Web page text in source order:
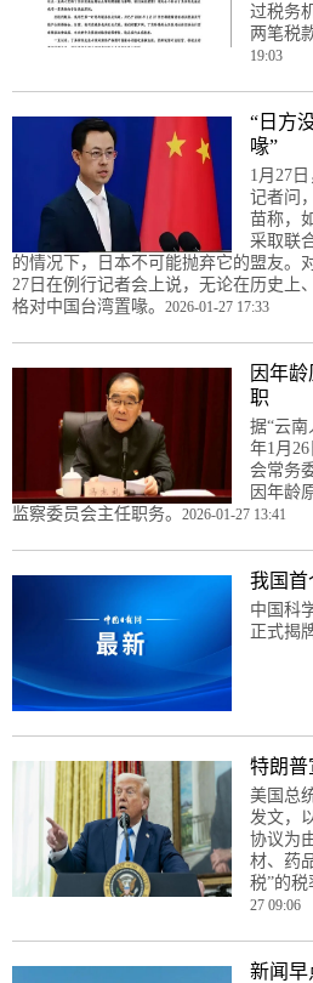
过税务
两笔税
19:03
“日方
喙”
1月27
记者问
苗称，
采取联
的情况下，日本不可能抛弃它的盟友。
27日在例行记者会上说，无论在历史上
格对中国台湾置喙。 2026-01-27 17:33
因年
职
据“云南
年1月
会常务
因年龄
监察委员会主任职务。 2026-01-27 13:41
我国首
中国科
正式揭
特朗普
美国总
发文，
协议为
材、药
税”的税
27 09:06
新闻早